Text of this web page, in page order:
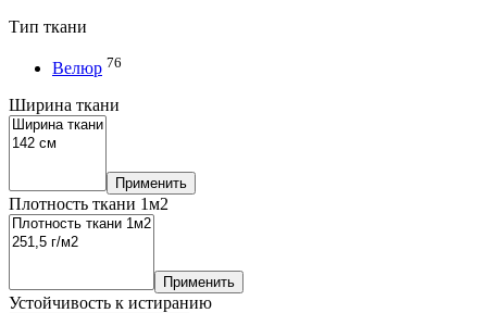
Тип ткани
Велюр 76
Ширина ткани
Применить
Плотность ткани 1м2
Применить
Устойчивость к истиранию